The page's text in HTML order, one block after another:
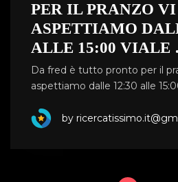
PER IL PRANZO VI
ASPETTIAMO
ALLE 15:00 VIALE
Da fred è tutto pronto per il
aspettiamo dalle 12:30 alle
by